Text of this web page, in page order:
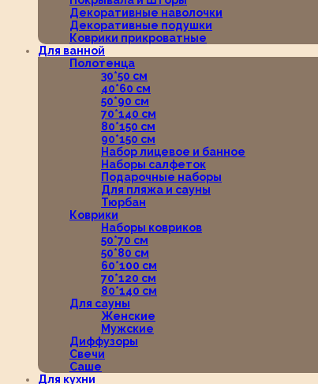
Декоративные наволочки
Декоративные подушки
Коврики прикроватные
Для ванной
Полотенца
30*50 см
40*60 см
50*90 см
70*140 см
80*150 см
90*150 см
Набор лицевое и банное
Наборы салфеток
Подарочные наборы
Для пляжа и сауны
Тюрбан
Коврики
Наборы ковриков
50*70 см
50*80 см
60*100 см
70*120 см
80*140 см
Для сауны
Женские
Мужские
Диффузоры
Свечи
Саше
Для кухни